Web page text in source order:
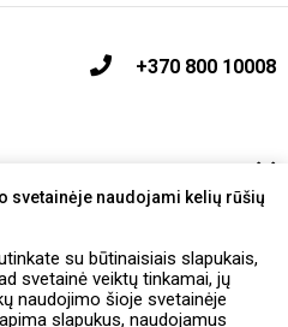
svetainėje naudojami kelių rūšių
su būtinaisiais slapukais,
svetainė veiktų tinkamai, jų
naudojimo šioje svetainėje
slapukus, naudojamus
+370 800 10008